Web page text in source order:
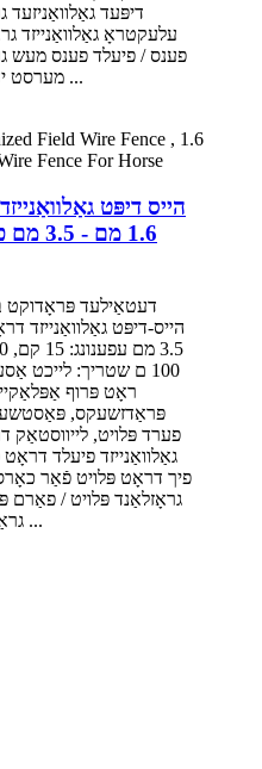
דיפּעד
עלעקטראָ גאַלוואַנייזד
פענס / פיעלד פענס מעש
מערסט ידעאַל דראָט פּלויט פֿאַר ...
הייס דיפּט
1.6
דעטאַילעד פּראָדוקט
100 ם שטריך: לייכט
ראָט פּרוף
פּראַדזשעקס,
פערד פּלויט, לייווסטאַק
פיך דראָט פּלויט פֿאַר
גראָזלאַנד פּלויט / פאַרם
גראַסלאַנד פּלויט איז די מאָ ...